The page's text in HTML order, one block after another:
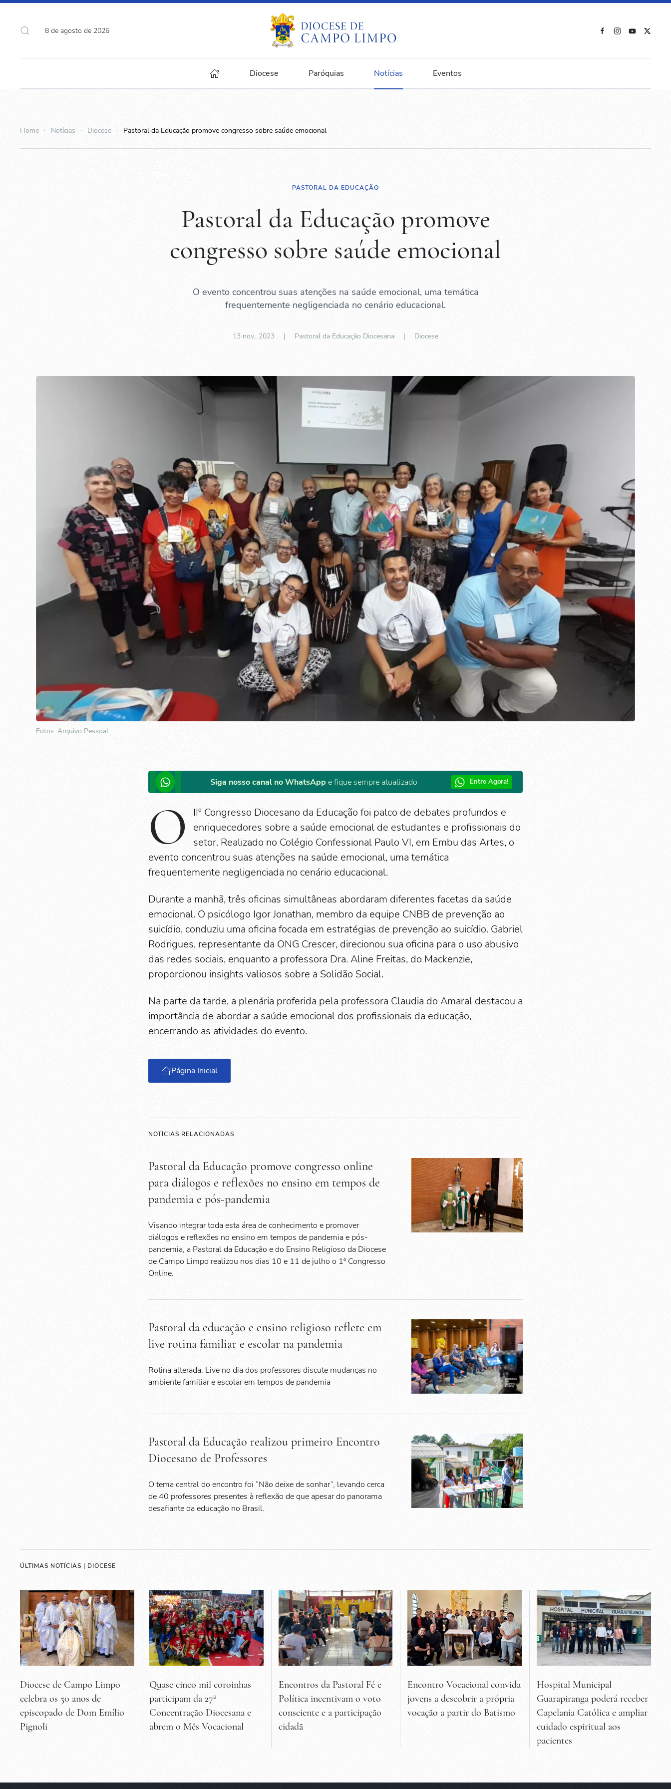
8 de agosto de 2026
Diocese Paróquias Notícias Eventos
Home Notícias Diocese Pastoral da Educação promove congresso sobre saúde emocional
PASTORAL DA EDUCAÇÃO
Pastoral da Educação promove
congresso sobre saúde emocional
O evento concentrou suas atenções na saúde emocional, uma temática
frequentemente negligenciada no cenário educacional.
13 nov., 2023 | Pastoral da Educação Diocesana | Diocese
Fotos: Arquivo Pessoal
Siga nosso canal no WhatsApp e fique sempre atualizado Entre Agora!
O
IIº Congresso Diocesano da Educação foi palco de debates profundos e
enriquecedores sobre a saúde emocional de estudantes e profissionais do
setor. Realizado no Colégio Confessional Paulo VI, em Embu das Artes, o
evento concentrou suas atenções na saúde emocional, uma temática
frequentemente negligenciada no cenário educacional.
Durante a manhã, três oficinas simultâneas abordaram diferentes facetas da saúde
emocional. O psicólogo Igor Jonathan, membro da equipe CNBB de prevenção ao
suicídio, conduziu uma oficina focada em estratégias de prevenção ao suicídio. Gabriel
Rodrigues, representante da ONG Crescer, direcionou sua oficina para o uso abusivo
das redes sociais, enquanto a professora Dra. Aline Freitas, do Mackenzie,
proporcionou insights valiosos sobre a Solidão Social.
Na parte da tarde, a plenária proferida pela professora Claudia do Amaral destacou a
importância de abordar a saúde emocional dos profissionais da educação,
encerrando as atividades do evento.
Página Inicial
NOTÍCIAS RELACIONADAS
Pastoral da Educação promove congresso online
para diálogos e reflexões no ensino em tempos de
pandemia e pós-pandemia
Visando integrar toda esta área de conhecimento e promover
diálogos e reflexões no ensino em tempos de pandemia e pós-
pandemia, a Pastoral da Educação e do Ensino Religioso da Diocese
de Campo Limpo realizou nos dias 10 e 11 de julho o 1º Congresso
Online.
Pastoral da educação e ensino religioso reflete em
live rotina familiar e escolar na pandemia
Rotina alterada: Live no dia dos professores discute mudanças no
ambiente familiar e escolar em tempos de pandemia
Pastoral da Educação realizou primeiro Encontro
Diocesano de Professores
O tema central do encontro foi “Não deixe de sonhar”, levando cerca
de 40 professores presentes à reflexão de que apesar do panorama
desafiante da educação no Brasil.
ÚLTIMAS NOTÍCIAS | DIOCESE
Diocese de Campo Limpo
celebra os 50 anos de
episcopado de Dom Emílio
Pignoli
Quase cinco mil coroinhas
participam da 27ª
Concentração Diocesana e
abrem o Mês Vocacional
Encontros da Pastoral Fé e
Política incentivam o voto
consciente e a participação
cidadã
Encontro Vocacional convida
jovens a descobrir a própria
vocação a partir do Batismo
Hospital Municipal
Guarapiranga poderá receber
Capelania Católica e ampliar
cuidado espiritual aos
pacientes